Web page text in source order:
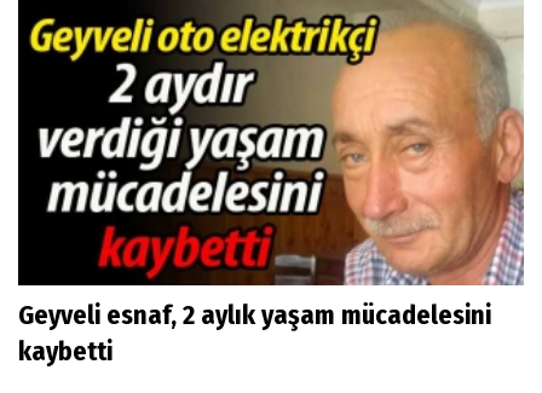
Geyveli esnaf, 2 aylık yaşam mücadelesini
kaybetti